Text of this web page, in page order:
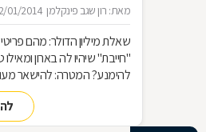
מאת: רון שגב פינקלמן 01/2014
"חייבת" שיהיו לה בארון ומאילו
להימנע? המטרה: להישאר
מבלי להחליף מלתחה שלמה